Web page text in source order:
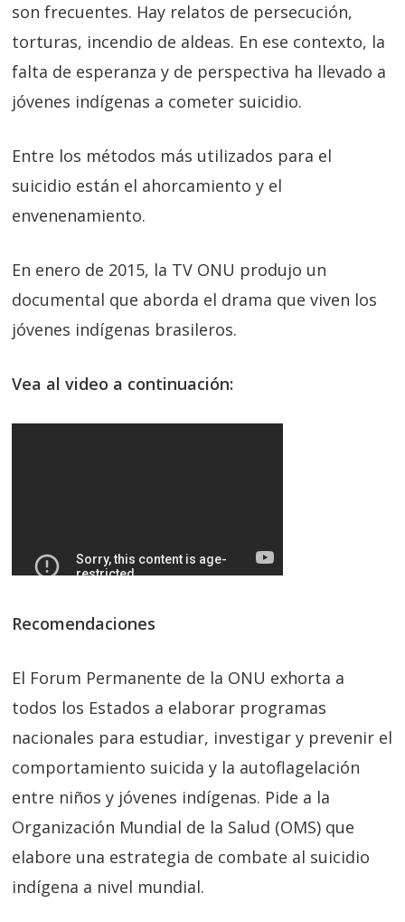
son frecuentes. Hay relatos de persecución,
torturas, incendio de aldeas. En ese contexto, la
falta de esperanza y de perspectiva ha llevado a
jóvenes indígenas a cometer suicidio.
Entre los métodos más utilizados para el
suicidio están el ahorcamiento y el
envenenamiento.
En enero de 2015, la TV ONU produjo un
documental que aborda el drama que viven los
jóvenes indígenas brasileros.
Vea al video a continuación:
Recomendaciones
El Forum Permanente de la ONU exhorta a
todos los Estados a elaborar programas
nacionales para estudiar, investigar y prevenir el
comportamiento suicida y la autoflagelación
entre niños y jóvenes indígenas. Pide a la
Organización Mundial de la Salud (OMS) que
elabore una estrategia de combate al suicidio
indígena a nivel mundial.